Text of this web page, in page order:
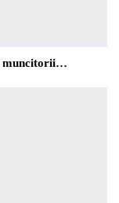
muncitorii…